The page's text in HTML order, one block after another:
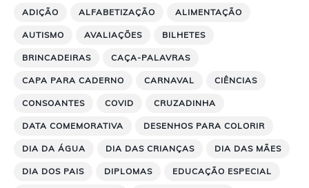
ADIÇÃO ALFABETIZAÇÃO ALIMENTAÇÃO
AUTISMO AVALIAÇÕES BILHETES
BRINCADEIRAS CAÇA-PALAVRAS
CAPA PARA CADERNO CARNAVAL CIÊNCIAS
CONSOANTES COVID CRUZADINHA
DATA COMEMORATIVA DESENHOS PARA COLORIR
DIA DA ÁGUA DIA DAS CRIANÇAS DIA DAS MÃES
DIA DOS PAIS DIPLOMAS EDUCAÇÃO ESPECIAL